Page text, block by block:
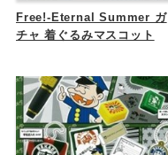
Free!-Eternal Summer ガ
チャ 着ぐるみマスコット